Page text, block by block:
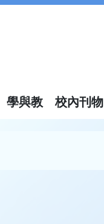
學與教 校內刊物